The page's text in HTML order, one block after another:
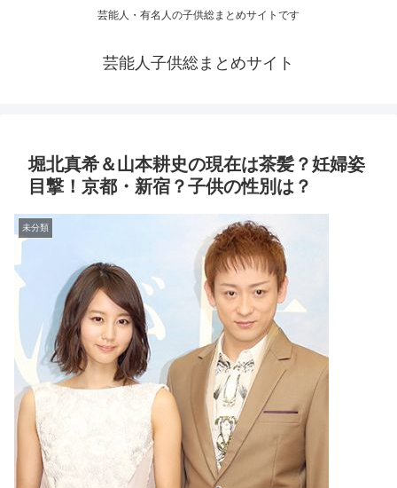
芸能人・有名人の子供総まとめサイトです
芸能人子供総まとめサイト
堀北真希＆山本耕史の現在は茶髪？妊婦姿
目撃！京都・新宿？子供の性別は？
未分類